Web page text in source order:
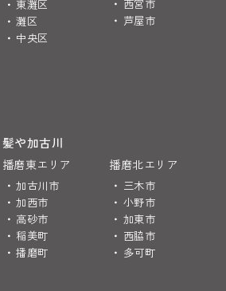
東灘区
灘区
中央区
西宮市
芦屋市
髪や加古川
播磨東エリア
加古川市
加西市
高砂市
稲美町
播磨町
播磨北エリア
三木市
小野市
加東市
西脇市
多可町